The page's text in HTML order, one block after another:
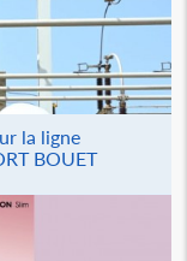
la ligne
BOUET